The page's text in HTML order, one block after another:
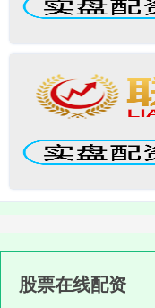
股票在线配资